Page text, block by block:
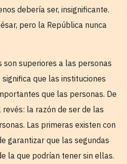
debería ser, insignificante.
pero la República nunca
son superiores a las personas
que las instituciones
que las personas. De
la razón de ser de las
Las primeras existen con
garantizar que las segundas
la que podrían tener sin ellas.